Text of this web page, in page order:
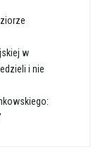
w
i nie